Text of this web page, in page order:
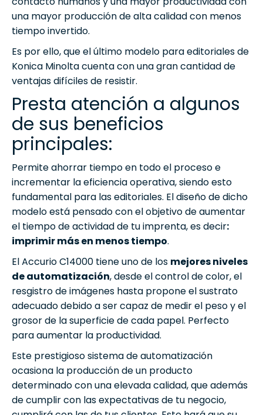
una mayor producción de alta calidad con menos
tiempo invertido.
Es por ello, que el último modelo para editoriales de
Konica Minolta cuenta con una gran cantidad de
ventajas difíciles de resistir.
Presta atención a algunos
de sus beneficios
principales:
Permite ahorrar tiempo en todo el proceso e
incrementar la eficiencia operativa, siendo esto
fundamental para las editoriales. El diseño de dicho
modelo está pensado con el objetivo de aumentar
el tiempo de actividad de tu imprenta, es decir:
imprimir más en menos tiempo.
El Accurio C14000 tiene uno de los mejores niveles
de automatización, desde el control de color, el
resgistro de imágenes hasta propone el sustrato
adecuado debido a ser capaz de medir el peso y el
grosor de la superficie de cada papel. Perfecto
para aumentar la productividad.
Este prestigioso sistema de automatización
ocasiona la producción de un producto
determinado con una elevada calidad, que además
de cumplir con las expectativas de tu negocio,